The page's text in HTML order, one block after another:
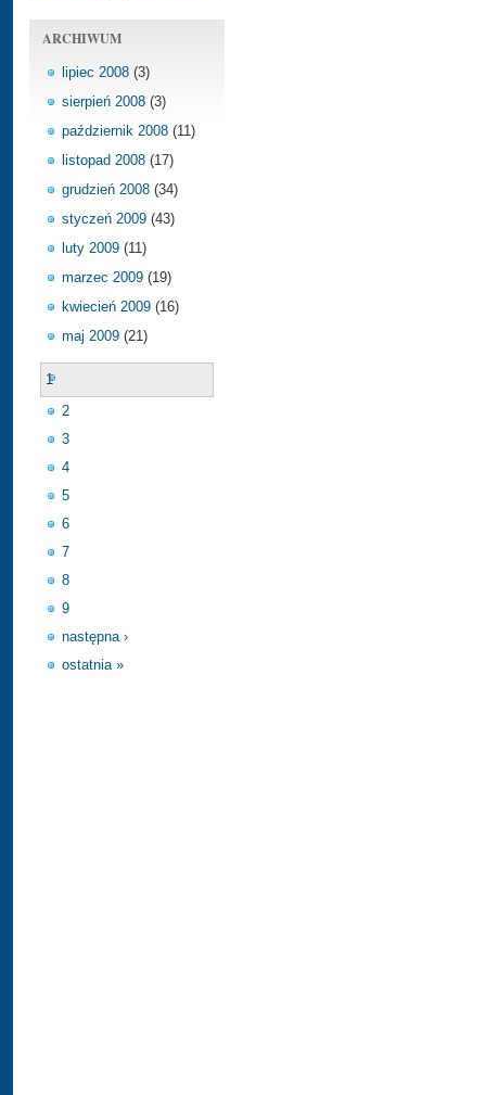
ARCHIWUM
lipiec 2008 (3)
sierpień 2008 (3)
październik 2008 (11)
listopad 2008 (17)
grudzień 2008 (34)
styczeń 2009 (43)
luty 2009 (11)
marzec 2009 (19)
kwiecień 2009 (16)
maj 2009 (21)
1
2
3
4
5
6
7
8
9
następna ›
ostatnia »